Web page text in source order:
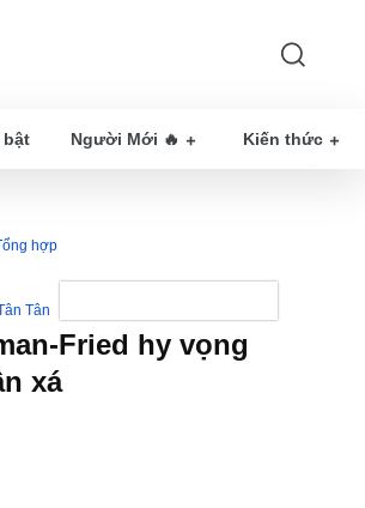
bật Người Mới 🔥 Kiến thức
hợp
Tân
Fried hy vọng
xá